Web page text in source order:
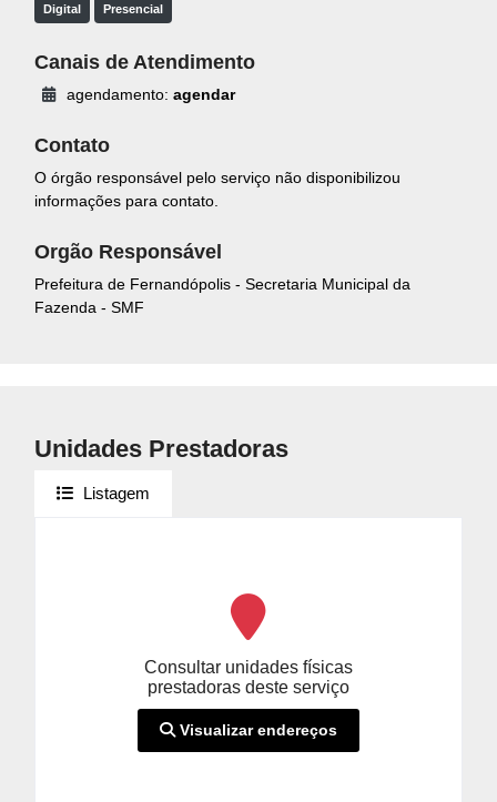
Digital Presencial
Canais de Atendimento
agendamento: agendar
Contato
O órgão responsável pelo serviço não disponibilizou
informações para contato.
Orgão Responsável
Prefeitura de Fernandópolis - Secretaria Municipal da
Fazenda - SMF
Unidades Prestadoras
Listagem
Consultar unidades físicas
prestadoras deste serviço
Visualizar endereços